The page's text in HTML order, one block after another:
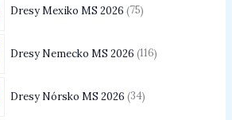
Dresy Mexiko MS 2026 75
Dresy Nemecko MS 2026 116
Dresy Nórsko MS 2026 34